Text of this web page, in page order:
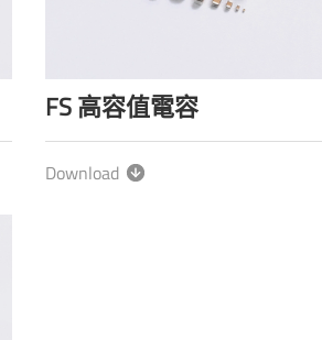
FS 高容值電容
Download